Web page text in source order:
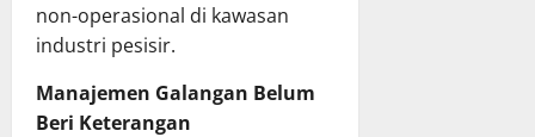
non-operasional di kawasan
industri pesisir.
Manajemen Galangan Belum
Beri Keterangan